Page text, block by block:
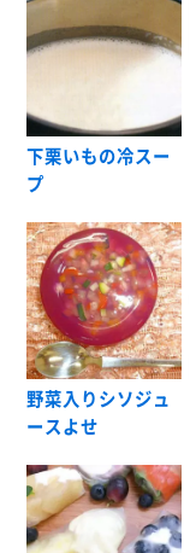
下栗いもの冷スー
プ
野菜入りシソジュ
ースよせ